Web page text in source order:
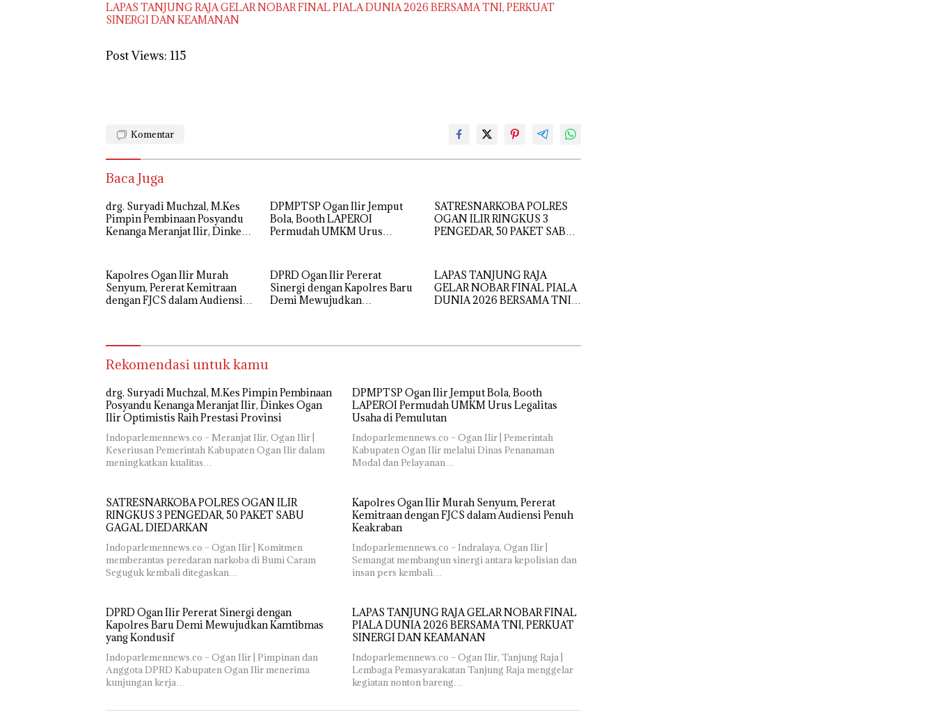
LAPAS TANJUNG RAJA GELAR NOBAR FINAL PIALA DUNIA 2026 BERSAMA TNI, PERKUAT
SINERGI DAN KEAMANAN
Post Views: 115
Komentar
Baca Juga
drg. Suryadi Muchzal, M.Kes
Pimpin Pembinaan Posyandu
Kenanga Meranjat Ilir, Dinkes
DPMPTSP Ogan Ilir Jemput
Bola, Booth LAPEROI
Permudah UMKM Urus
SATRESNARKOBA POLRES
OGAN ILIR RINGKUS 3
PENGEDAR, 50 PAKET SABU
Kapolres Ogan Ilir Murah
Senyum, Pererat Kemitraan
dengan FJCS dalam Audiensi
DPRD Ogan Ilir Pererat
Sinergi dengan Kapolres Baru
Demi Mewujudkan
LAPAS TANJUNG RAJA
GELAR NOBAR FINAL PIALA
DUNIA 2026 BERSAMA TNI,
Rekomendasi untuk kamu
drg. Suryadi Muchzal, M.Kes Pimpin Pembinaan
Posyandu Kenanga Meranjat Ilir, Dinkes Ogan
Ilir Optimistis Raih Prestasi Provinsi
Indoparlemennews.co – Meranjat Ilir, Ogan Ilir |
Keseriusan Pemerintah Kabupaten Ogan Ilir dalam
meningkatkan kualitas…
DPMPTSP Ogan Ilir Jemput Bola, Booth
LAPEROI Permudah UMKM Urus Legalitas
Usaha di Pemulutan
Indoparlemennews.co – Ogan Ilir | Pemerintah
Kabupaten Ogan Ilir melalui Dinas Penanaman
Modal dan Pelayanan…
SATRESNARKOBA POLRES OGAN ILIR
RINGKUS 3 PENGEDAR, 50 PAKET SABU
GAGAL DIEDARKAN
Indoparlemennews.co – Ogan Ilir | Komitmen
memberantas peredaran narkoba di Bumi Caram
Seguguk kembali ditegaskan…
Kapolres Ogan Ilir Murah Senyum, Pererat
Kemitraan dengan FJCS dalam Audiensi Penuh
Keakraban
Indoparlemennews.co – Indralaya, Ogan Ilir |
Semangat membangun sinergi antara kepolisian dan
insan pers kembali…
DPRD Ogan Ilir Pererat Sinergi dengan
Kapolres Baru Demi Mewujudkan Kamtibmas
yang Kondusif
Indoparlemennews.co – Ogan Ilir | Pimpinan dan
Anggota DPRD Kabupaten Ogan Ilir menerima
kunjungan kerja…
LAPAS TANJUNG RAJA GELAR NOBAR FINAL
PIALA DUNIA 2026 BERSAMA TNI, PERKUAT
SINERGI DAN KEAMANAN
Indoparlemennews.co – Ogan Ilir, Tanjung Raja |
Lembaga Pemasyarakatan Tanjung Raja menggelar
kegiatan nonton bareng…